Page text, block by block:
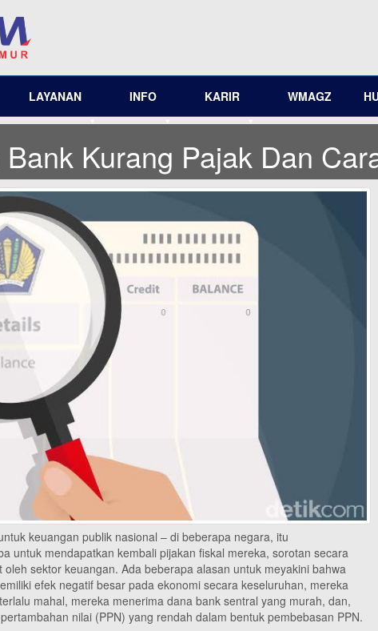
LAYANAN INFO KARIR WMAGZ
Kurang Pajak Dan
keuangan publik nasional – di beberapa negara, itu
untuk mendapatkan kembali pijakan fiskal mereka, sorotan secara
sektor keuangan. Ada beberapa alasan untuk meyakini bahwa
efek negatif besar pada ekonomi secara keseluruhan, mereka
mahal, mereka menerima dana bank sentral yang murah, dan,
nilai (PPN) yang rendah dalam bentuk pembebasan PPN.